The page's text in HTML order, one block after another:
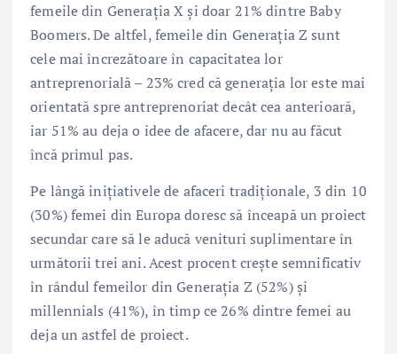
femeile din Generația X și doar 21% dintre Baby
Boomers. De altfel, femeile din Generația Z sunt
cele mai încrezătoare în capacitatea lor
antreprenorială – 23% cred că generația lor este mai
orientată spre antreprenoriat decât cea anterioară,
iar 51% au deja o idee de afacere, dar nu au făcut
încă primul pas.
Pe lângă inițiativele de afaceri tradiționale, 3 din 10
(30%) femei din Europa doresc să înceapă un proiect
secundar care să le aducă venituri suplimentare în
următorii trei ani. Acest procent crește semnificativ
în rândul femeilor din Generația Z (52%) și
millennials (41%), în timp ce 26% dintre femei au
deja un astfel de proiect.